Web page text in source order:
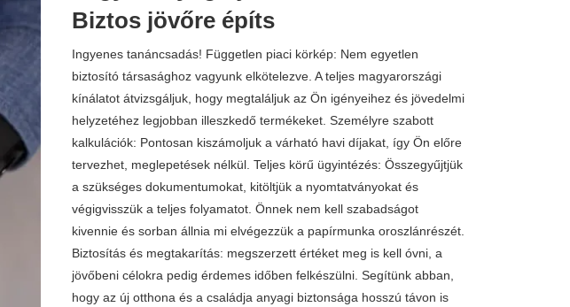
Biztos jövőre építs
Ingyenes tanáncsadás! Független piaci körkép: Nem egyetlen
biztosító társasághoz vagyunk elkötelezve. A teljes magyarországi
kínálatot átvizsgáljuk, hogy megtaláljuk az Ön igényeihez és jövedelmi
helyzetéhez legjobban illeszkedő termékeket. Személyre szabott
kalkulációk: Pontosan kiszámoljuk a várható havi díjakat, így Ön előre
tervezhet, meglepetések nélkül. Teljes körű ügyintézés: Összegyűjtjük
a szükséges dokumentumokat, kitöltjük a nyomtatványokat és
végigvisszük a teljes folyamatot. Önnek nem kell szabadságot
kivennie és sorban állnia mi elvégezzük a papírmunka oroszlánrészét.
Biztosítás és megtakarítás: megszerzett értéket meg is kell óvni, a
jövőbeni célokra pedig érdemes időben felkészülni. Segítünk abban,
hogy az új otthona és a családja anyagi biztonsága hosszú távon is